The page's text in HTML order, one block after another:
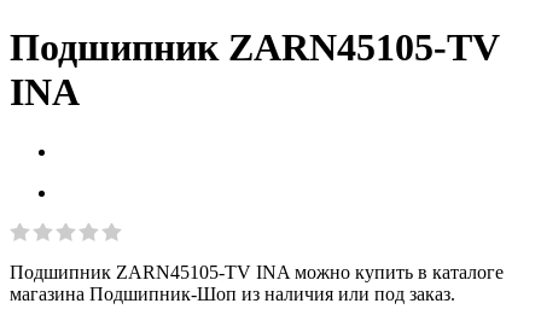
Подшипник ZARN45105-TV
INA
Подшипник ZARN45105-TV INA можно купить в каталоге
магазина Подшипник-Шоп из наличия или под заказ.